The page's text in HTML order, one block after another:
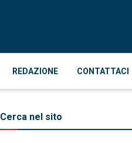
REDAZIONE CONTATTACI
Cerca nel sito